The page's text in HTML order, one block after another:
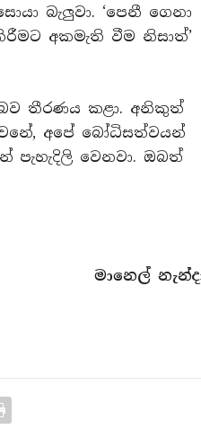
බැලු‍වා. ‘පෙනී ගෙනා
අකමැති වීම නිසාත්’
තීරණය කළා. අනිකුත්
අපේ බෝධිසත්වයන්
වෙනවා. ඔබත්
මානෙල්